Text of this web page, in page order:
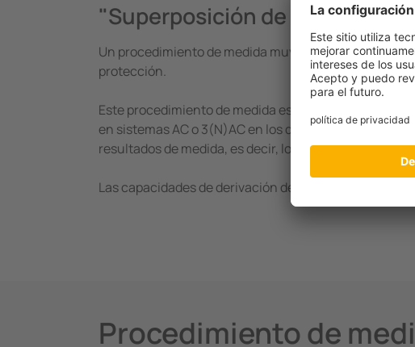
"Superposición de tensión
Un procedimiento de medida muy utilizado es la
protección.
Este procedimiento de medida es apropiado para
en sistemas AC o 3(N)AC en los que existen
resultados de medida, es decir, los fallos de
Las capacidades de derivación­ de la red Ce solo se
Procedimiento de